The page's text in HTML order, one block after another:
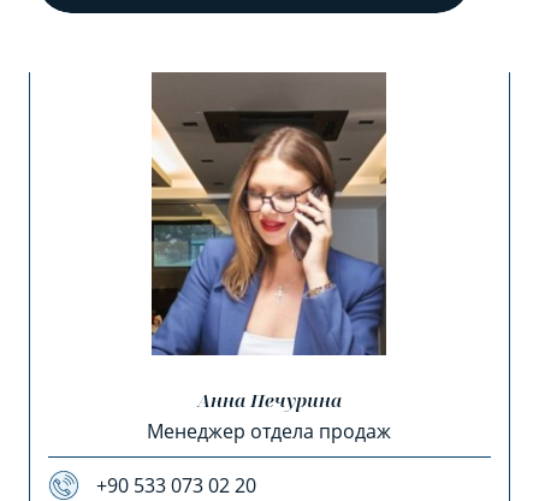
Анна Печурина
Менеджер отдела продаж
+90 533 073 02 20